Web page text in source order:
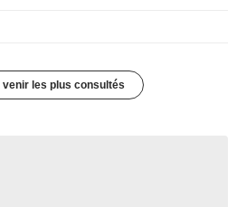
les plus consultés